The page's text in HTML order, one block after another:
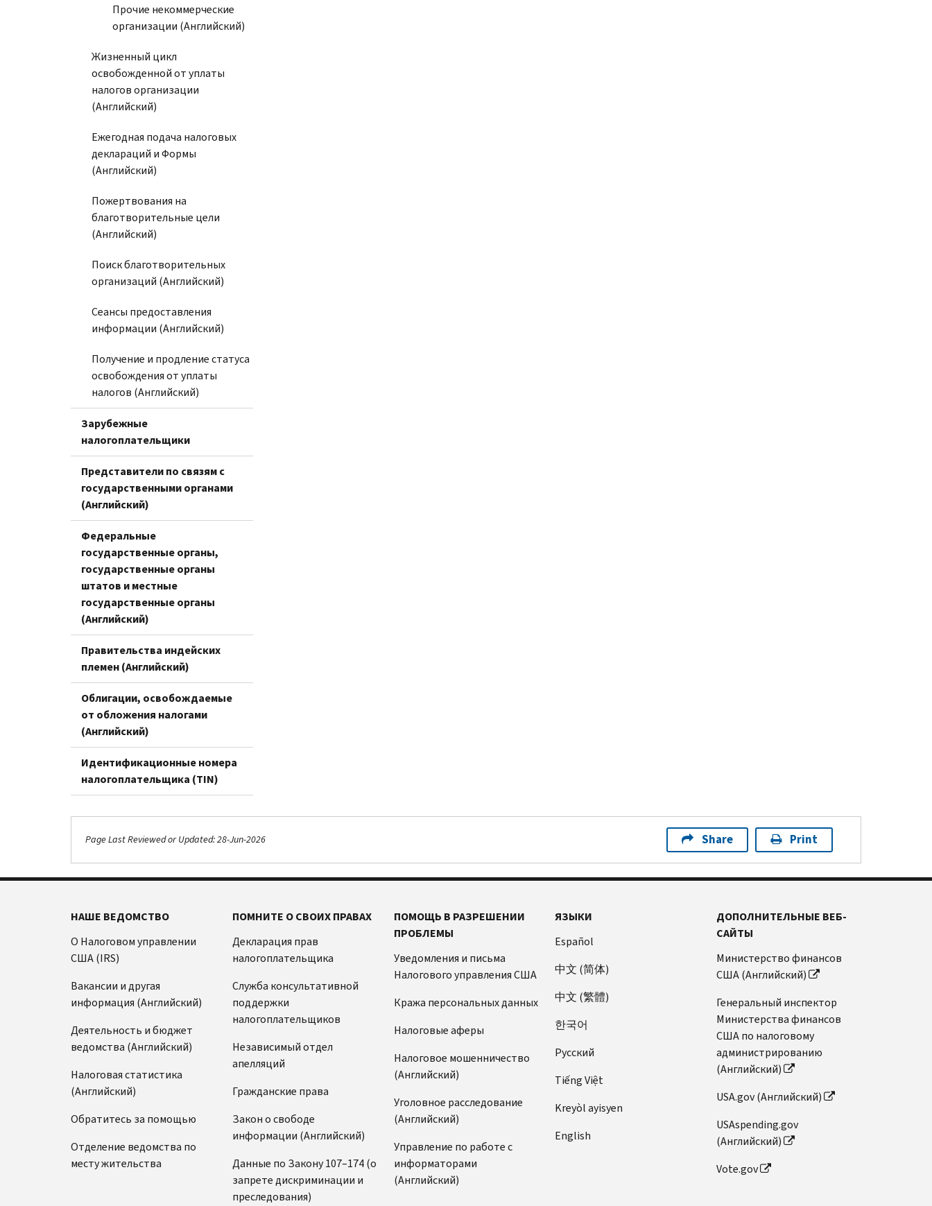
Прочие некоммерческие
организации (Английский)
Жизненный цикл
освобожденной от уплаты
налогов организации
(Английский)
Ежегодная подача налоговых
деклараций и Формы
(Английский)
Пожертвования на
благотворительные цели
(Английский)
Поиск благотворительных
организаций (Английский)
Сеансы предоставления
информации (Английский)
Получение и продление статуса
освобождения от уплаты
налогов (Английский)
Зарубежные
налогоплательщики
Представители по связям с
государственными органами
(Английский)
Федеральные
государственные органы,
государственные органы
штатов и местные
государственные органы
(Английский)
Правительства индейских
племен (Английский)
Облигации, освобождаемые
от обложения налогами
(Английский)
Идентификационные номера
налогоплательщика (TIN)
Page Last Reviewed or Updated: 28-Jun-2026 Share Print
НАШЕ ВЕДОМСТВО
О Налоговом управлении
США (IRS)
Вакансии и другая
информация (Английский)
Деятельность и бюджет
ведомства (Английский)
Налоговая статистика
(Английский)
Обратитесь за помощью
Отделение ведомства по
месту жительства
ПОМНИТЕ О СВОИХ ПРАВАХ
Декларация прав
налогоплательщика
Служба консультативной
поддержки
налогоплательщиков
Независимый отдел
апелляций
Гражданские права
Закон о свободе
информации (Английский)
Данные по Закону 107–174 (о
запрете дискриминации и
преследования)
ПОМОЩЬ В РАЗРЕШЕНИИ
ПРОБЛЕМЫ
Уведомления и письма
Налогового управления США
Кража персональных данных
Налоговые аферы
Налоговое мошенничество
(Английский)
Уголовное расследование
(Английский)
Управление по работе с
информаторами
(Английский)
ЯЗЫКИ
Español
中文 (简体)
中文 (繁體)
한국어
Pусский
Tiếng Việt
Kreyòl ayisyen
English
ДОПОЛНИТЕЛЬНЫЕ ВЕБ-
САЙТЫ
Министерство финансов
США (Английский)
Генеральный инспектор
Министерства финансов
США по налоговому
администрированию
(Английский)
USA.gov (Английский)
USAspending.gov
(Английский)
Vote.gov